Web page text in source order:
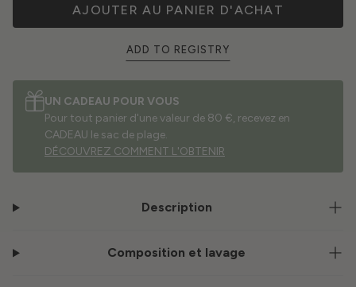
AJOUTER AU PANIER D'ACHAT
ADD TO REGISTRY
UN CADEAU POUR VOUS
Pour tout panier d'une valeur de 80 €, recevez en
CADEAU le sac de plage.
DÉCOUVREZ COMMENT L'OBTENIR
Description
Composition et lavage